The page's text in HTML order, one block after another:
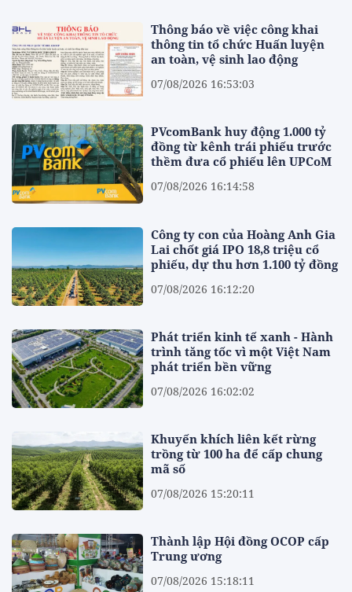
Thông báo về việc công khai
thông tin tổ chức Huấn luyện
an toàn, vệ sinh lao động
07/08/2026 16:53:03
PVcomBank huy động 1.000 tỷ
đồng từ kênh trái phiếu trước
thềm đưa cổ phiếu lên UPCoM
07/08/2026 16:14:58
Công ty con của Hoàng Anh Gia
Lai chốt giá IPO 18,8 triệu cổ
phiếu, dự thu hơn 1.100 tỷ đồng
07/08/2026 16:12:20
Phát triển kinh tế xanh - Hành
trình tăng tốc vì một Việt Nam
phát triển bền vững
07/08/2026 16:02:02
Khuyến khích liên kết rừng
trồng từ 100 ha để cấp chung
mã số
07/08/2026 15:20:11
Thành lập Hội đồng OCOP cấp
Trung ương
07/08/2026 15:18:11